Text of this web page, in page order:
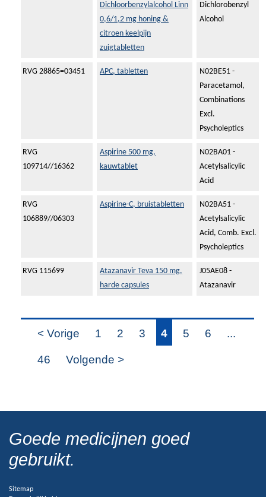
Dichloorbenzylalcohol Linn
0,6/1,2 mg honing &
citroen keelpijn
zuigtabletten
Dichlorobenzyl
Alcohol
RVG 28865=03451 APC, tabletten
N02BE51 -
Paracetamol,
Combinations
Excl.
Psycholeptics
RVG
109714//16362
Aspirine 500 mg,
kauwtablet
N02BA01 -
Acetylsalicylic
Acid
RVG
106889//06303
Aspirine-C, bruistabletten
N02BA51 -
Acetylsalicylic
Acid, Comb. Excl.
Psycholeptics
RVG 115699
Atazanavir Teva 150 mg,
harde capsules
J05AE08 -
Atazanavir
< Vorige 1 2 3 4 5 6 ...
46 Volgende >
Goede medicijnen goed
gebruikt.
Sitemap